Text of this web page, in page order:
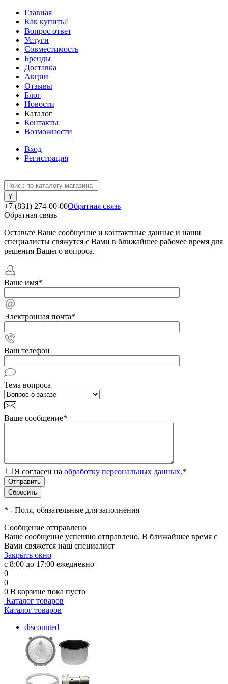
Главная
Как купить?
Вопрос ответ
Услуги
Совместимость
Бренды
Доставка
Акции
Отзывы
Блог
Новости
Каталог
Контакты
Возможности
Вход
Регистрация
+7 (831) 274-00-00Обратная связь
Обратная связь
Оставьте Ваше сообщение и контактные данные и наши
специалисты свяжутся с Вами в ближайшее рабочее время для
решения Вашего вопроса.
Ваше имя*
Электронная почта*
Ваш телефон
Тема вопроса
Ваше сообщение*
Я согласен на обработку персональных данных.*
* - Поля, обязательные для заполнения
Сообщение отправлено
Ваше сообщение успешно отправлено. В ближайшее время с
Вами свяжется наш специалист
Закрыть окно
с 8:00 до 17:00 ежедневно
0
0
0 В корзине пока пусто
Каталог товаров
Каталог товаров
discounted